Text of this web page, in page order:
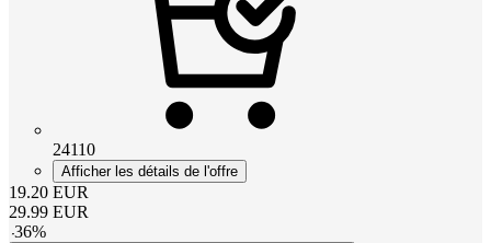
24110
Afficher les détails de l'offre
19.20 EUR
29.99 EUR
-36%